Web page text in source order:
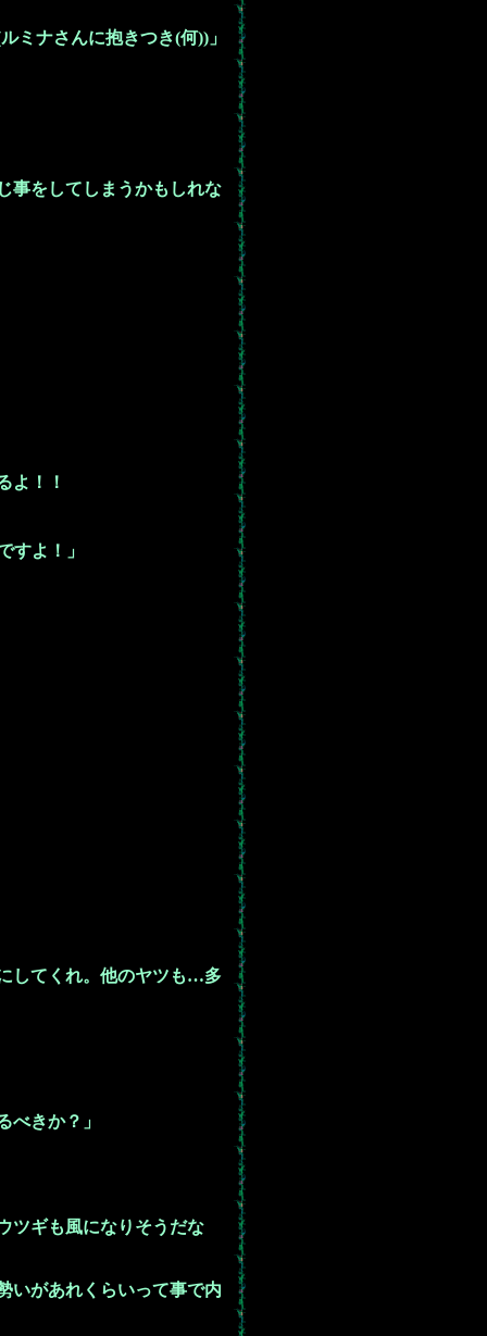
ナさんに抱きつき(何))」
事をしてしまうかもしれな
よ！！
すよ！」
してくれ。他のヤツも…多
きか？」
ツギも風になりそうだな
があれくらいって事で内